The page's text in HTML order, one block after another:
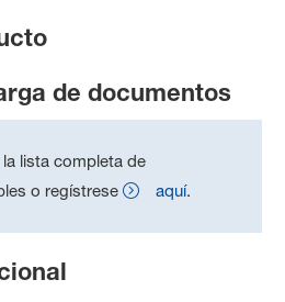
de documentos
lista completa de
o regístrese
aquí.